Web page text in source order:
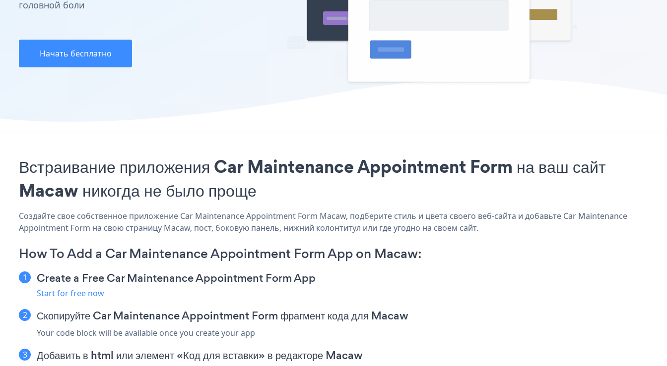
головной боли
Начать бесплатно
Встраивание приложения Car Maintenance Appointment Form на ваш сайт
Macaw никогда не было проще
Создайте свое собственное приложение Car Maintenance Appointment Form Macaw, подберите стиль и цвета своего веб-сайта и добавьте Car Maintenance
Appointment Form на свою страницу Macaw, пост, боковую панель, нижний колонтитул или где угодно на своем сайт.
How To Add a Car Maintenance Appointment Form App on Macaw:
Create a Free Car Maintenance Appointment Form App
Start for free now
Скопируйте Car Maintenance Appointment Form фрагмент кода для Macaw
Your code block will be available once you create your app
Добавить в html или элемент «Код для вставки» в редакторе Macaw